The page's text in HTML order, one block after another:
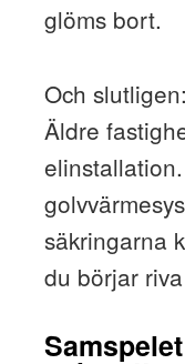
glöms bort.
Och
Äldre
säkringarna
du börjar